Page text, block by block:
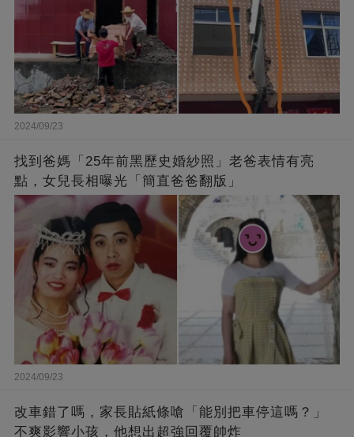
2024/09/23
找到爸媽「25年前黑歷史婚紗照」老爸表情有亮
點，女兒長相曝光「簡直爸爸翻版」
2024/09/23
改車錯了嗎，家長貼紙條嗆「能別把車停這嗎？」
不爽影響小孩，他想出超強回覆帥炸